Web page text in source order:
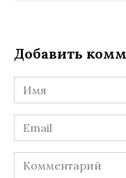
Добавить
Имя
*
Email
*
Комментарий